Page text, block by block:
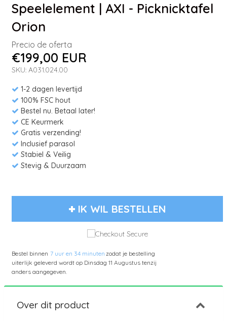
Speelelement | AXI - Picknicktafel
Orion
Precio de oferta
€199,00 EUR
SKU: A031.024.00
1-2 dagen levertijd
100% FSC hout
Bestel nu. Betaal later!
CE Keurmerk
Gratis verzending!
Inclusief parasol
Stabiel & Veilig
Stevig & Duurzaam
IK WIL BESTELLEN
Bestel binnen 7 uur en 34 minutenzodat je bestelling
uiterlijk geleverd wordt op Dinsdag 11 Augustus tenzij
anders aangegeven.
Over dit product